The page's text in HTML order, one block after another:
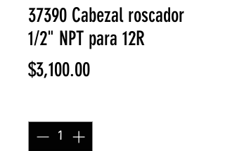
37390 Cabezal roscador
1/2" NPT para 12R
$3,100.00Precio